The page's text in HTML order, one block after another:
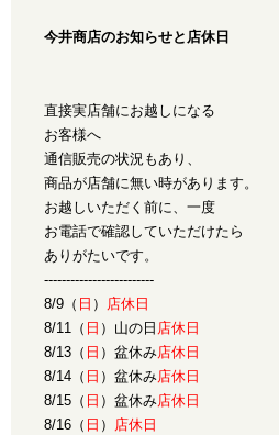
今井商店のお知らせと店休日
直接実店舗にお越しになる
お客様へ
通信販売の状況もあり、
商品が店舗に無い時があります。
お越しいただく前に、一度
お電話で確認していただけたら
ありがたいです。
-------------------------
8/9（ 日 ） 店休日
8/11（ 日 ）山の日 店休日
8/13（ 日 ）盆休み店休日
8/14（ 日 ）盆休み店休日
8/15（ 日 ）盆休み店休日
8/16（ 日 ） 店休日